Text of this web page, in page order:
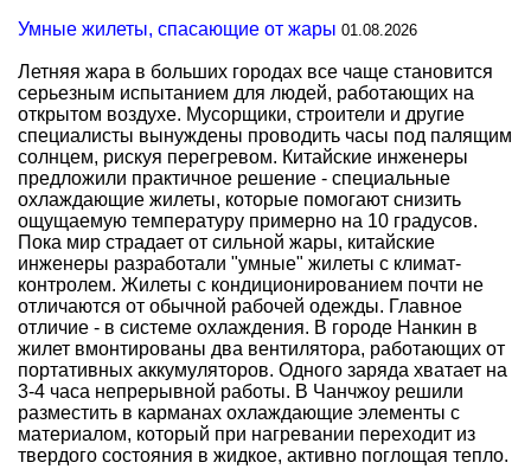
Умные жилеты, спасающие от жары 01.08.2026
Летняя жара в больших городах все чаще становится
серьезным испытанием для людей, работающих на
открытом воздухе. Мусорщики, строители и другие
специалисты вынуждены проводить часы под палящим
солнцем, рискуя перегревом. Китайские инженеры
предложили практичное решение - специальные
охлаждающие жилеты, которые помогают снизить
ощущаемую температуру примерно на 10 градусов.
Пока мир страдает от сильной жары, китайские
инженеры разработали "умные" жилеты с климат-
контролем. Жилеты с кондиционированием почти не
отличаются от обычной рабочей одежды. Главное
отличие - в системе охлаждения. В городе Нанкин в
жилет вмонтированы два вентилятора, работающих от
портативных аккумуляторов. Одного заряда хватает на
3-4 часа непрерывной работы. В Чанчжоу решили
разместить в карманах охлаждающие элементы с
материалом, который при нагревании переходит из
твердого состояния в жидкое, активно поглощая тепло.